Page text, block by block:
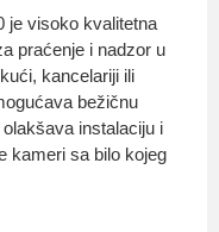
je visoko kvalitetna
praćenje i nadzor u
kancelariji ili
bežičnu
instalaciju i
kameri sa bilo kojeg
kupca